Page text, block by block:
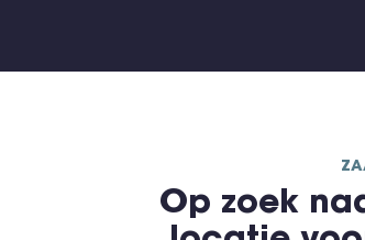
Op zoek